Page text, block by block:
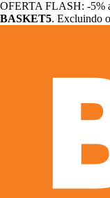
OFERTA FLASH: -5%
BASKET5. Excluindo